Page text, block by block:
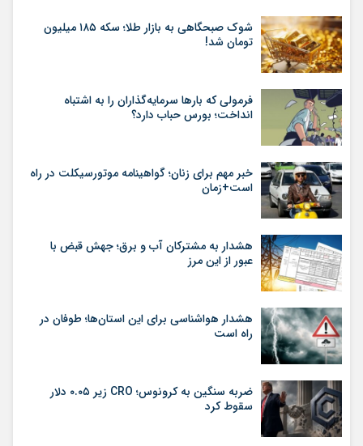
شوک صبحگاهی به بازار طلا؛ سکه ۱۸۵ میلیون
تومان شد!
فرمولی که بارها سرمایه‌گذاران را به اشتباه
انداخت؛ بورس حباب دارد؟
خبر مهم برای زنان؛ گواهینامه موتورسیکلت در راه
است+زمان
هشدار به مشترکان آب و برق؛ جهش قبض با
عبور از این مرز
هشدار هواشناسی برای این استان‌ها؛ طوفان در
راه است
ضربه سنگین به کرونوس؛ CRO زیر ۰.۰۵ دلار
سقوط کرد